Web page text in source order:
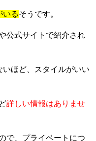
いるそうです。
公式サイトで紹介され
ほど、スタイルがいい
詳しい情報はありませ
で、プライベートにつ